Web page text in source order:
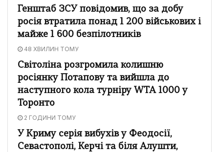
Генштаб ЗСУ повідомив, що за добу
росія втратила понад 1 200 військових і
майже 1 600 безпілотників
48 ХВИЛИН ТОМУ
Світоліна розгромила колишню
росіянку Потапову та вийшла до
наступного кола турніру WTA 1000 у
Торонто
2 ГОДИНИ ТОМУ
У Криму серія вибухів у Феодосії,
Севастополі, Керчі та біля Алушти,